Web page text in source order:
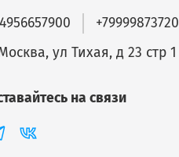
+79999873720
ул Тихая, д 23 стр 1
на связи